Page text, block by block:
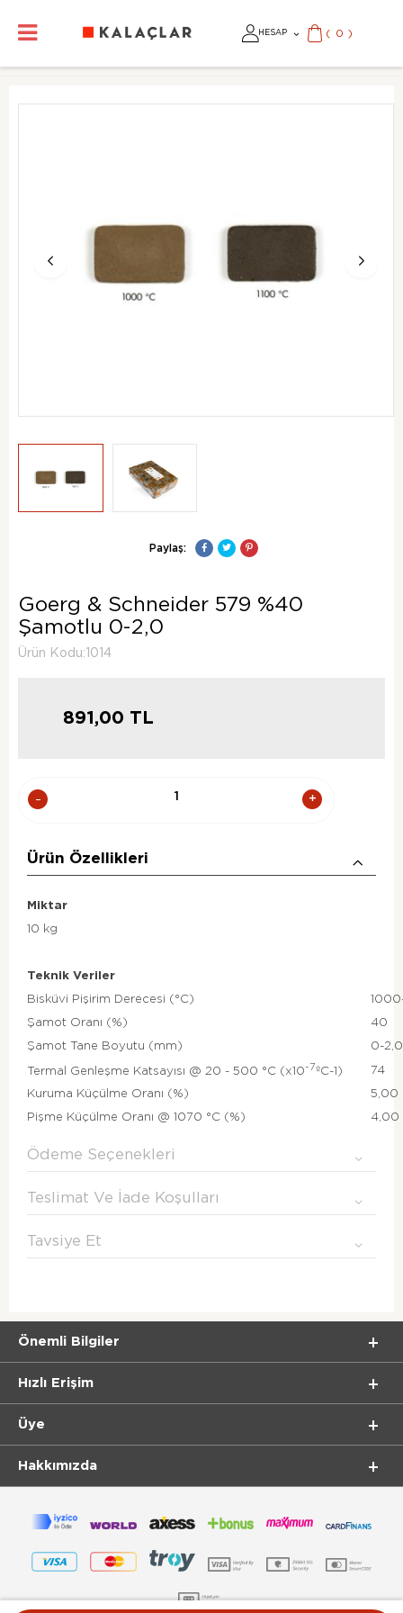
( 0 )
HESAP
Paylaş:
Goerg & Schneider 579 %40
Şamotlu 0-2,0
Ürün Kodu:1014
891,00 TL
Ürün Özellikleri
Miktar
10 kg
Teknik Veriler
Bisküvi Pişirim Derecesi (°C)
Şamot Oranı (%)
40
Şamot Tane Boyutu (mm)
0-
Termal Genleşme Katsayısı @ 20 - 500 °C (x10-7ºC-1)
74
Kuruma Küçülme Oranı (%)
5,00
Pişme Küçülme Oranı @ 1070 °C (%)
4,00
Ödeme Seçenekleri
Teslimat Ve İade Koşulları
Tavsiye Et
Önemli Bilgiler
Hızlı Erişim
Üye
Hakkımızda